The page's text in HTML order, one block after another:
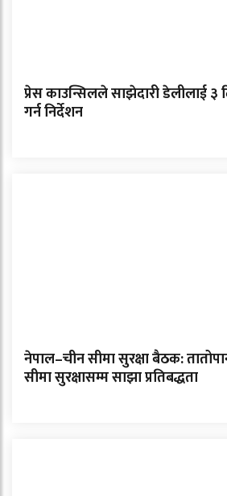
प्रेस काउन्सिलले साझेदारी डेलीलाई ३
गर्न निर्देशन
नेपाल–चीन सीमा सुरक्षा बैठक:
सीमा सुरक्षासम्म साझा प्रतिबद्धता